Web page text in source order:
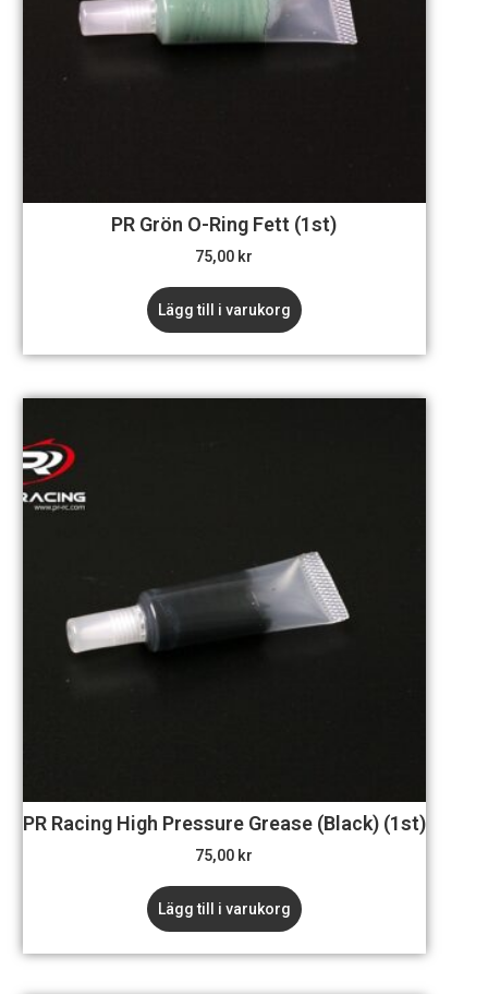
PR Grön O-Ring Fett (1st)
75,00 kr
Lägg till i varukorg
PR Racing High Pressure Grease (Black) (1st)
75,00 kr
Lägg till i varukorg